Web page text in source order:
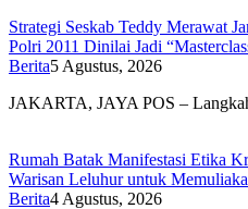
Strategi Seskab Teddy Merawat
Polri 2011 Dinilai Jadi
Berita5 Agustus, 2026
JAKARTA, JAYA POS –
Rumah Batak Manifestasi Etika
Warisan Leluhur untuk
Berita4 Agustus, 2026